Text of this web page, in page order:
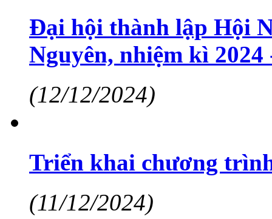
Đại hội thành lập Hội
Nguyên, nhiệm kì 2024
(12/12/2024)
Triển khai chương
(11/12/2024)